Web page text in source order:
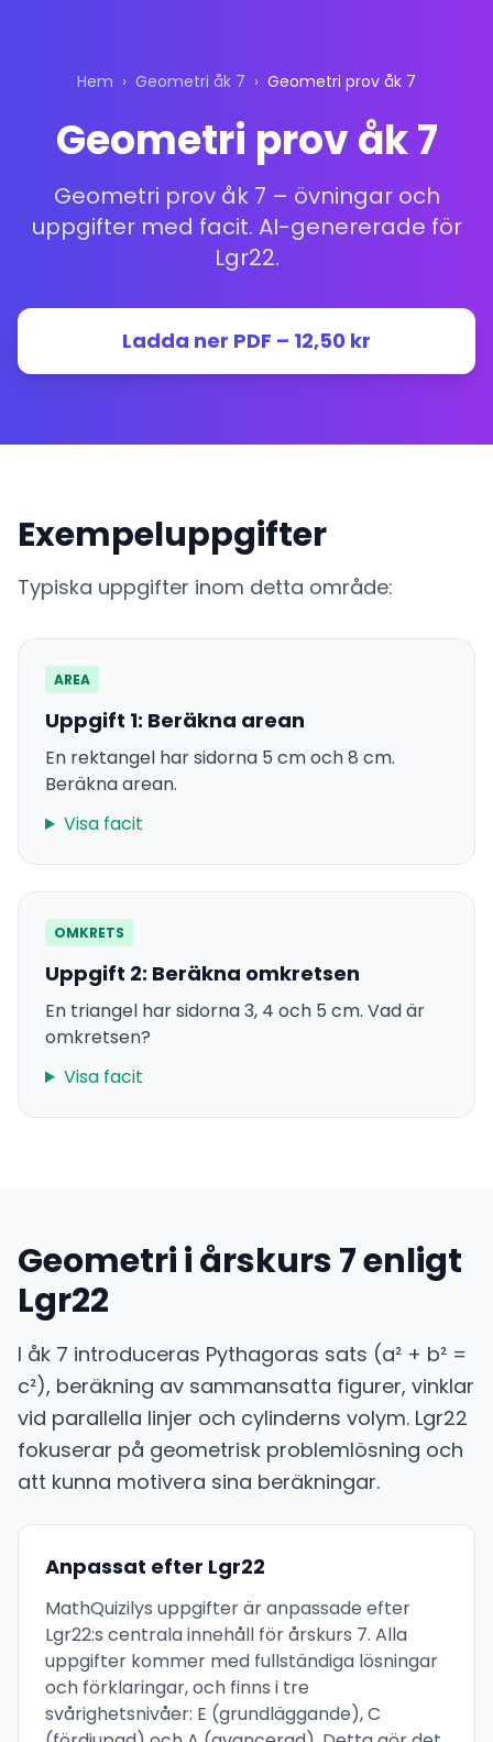
Hem › Geometri åk 7 › Geometri prov åk 7
Geometri prov åk 7
Geometri prov åk 7 – övningar och
uppgifter med facit. AI-genererade för
Lgr22.
Ladda ner PDF – 12,50 kr
Exempeluppgifter
Typiska uppgifter inom detta område:
AREA
Uppgift 1: Beräkna arean
En rektangel har sidorna 5 cm och 8 cm.
Beräkna arean.
Visa facit
OMKRETS
Uppgift 2: Beräkna omkretsen
En triangel har sidorna 3, 4 och 5 cm. Vad är
omkretsen?
Visa facit
Geometri i årskurs 7 enligt
Lgr22
I åk 7 introduceras Pythagoras sats (a² + b² =
c²), beräkning av sammansatta figurer, vinklar
vid parallella linjer och cylinderns volym. Lgr22
fokuserar på geometrisk problemlösning och
att kunna motivera sina beräkningar.
Anpassat efter Lgr22
MathQuizilys uppgifter är anpassade efter
Lgr22:s centrala innehåll för årskurs 7. Alla
uppgifter kommer med fullständiga lösningar
och förklaringar, och finns i tre
svårighetsnivåer: E (grundläggande), C